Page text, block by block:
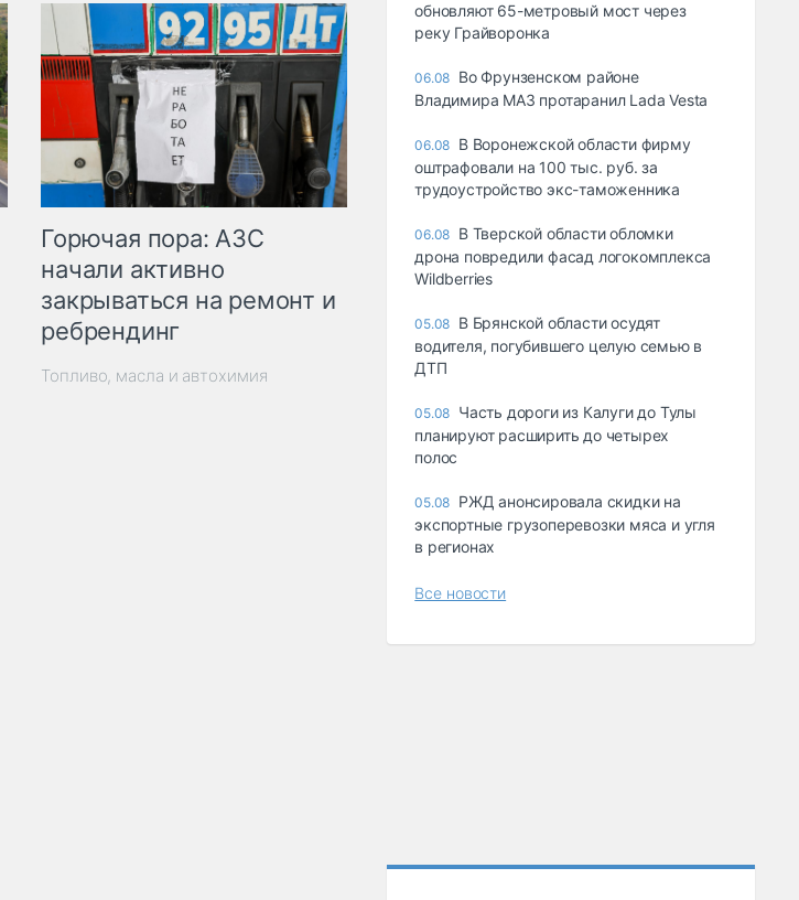
Горючая пора: АЗС
начали активно
закрываться на ремонт и
ребрендинг
Топливо, масла и автохимия
обновляют 65-метровый мост через
реку Грайворонка
06.08 Во Фрунзенском районе
Владимира МАЗ протаранил Lada Vesta
06.08 В Воронежской области фирму
оштрафовали на 100 тыс. руб. за
трудоустройство экс-таможенника
06.08 В Тверской области обломки
дрона повредили фасад логокомплекса
Wildberries
05.08 В Брянской области осудят
водителя, погубившего целую семью в
ДТП
05.08 Часть дороги из Калуги до Тулы
планируют расширить до четырех
полос
05.08 РЖД анонсировала скидки на
экспортные грузоперевозки мяса и угля
в регионах
Все новости